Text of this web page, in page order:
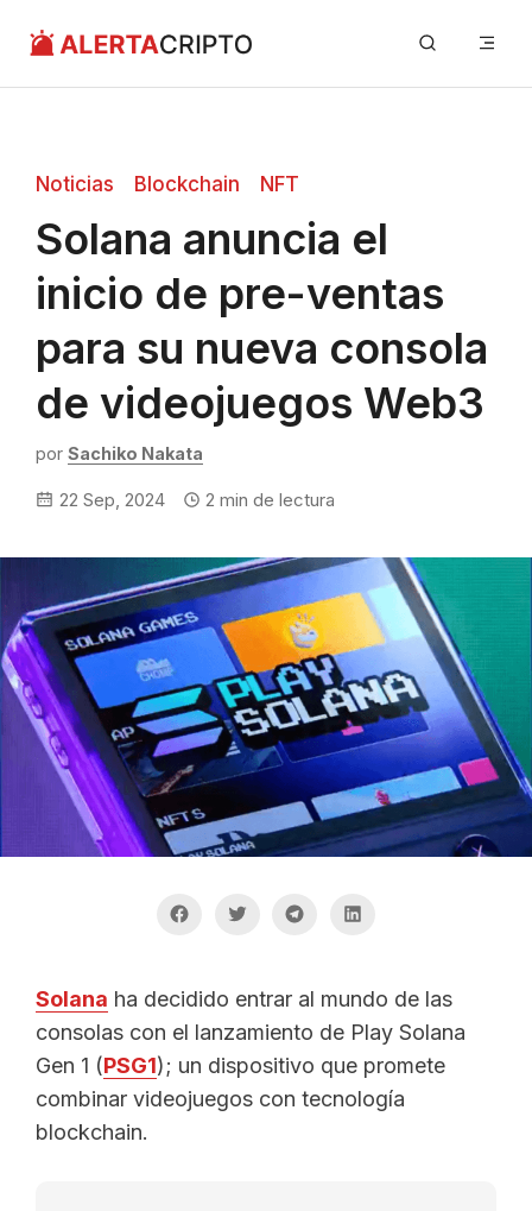
contenido
Noticias Blockchain NFT
Solana anuncia el
inicio de pre-ventas
para su nueva consola
de videojuegos Web3
por Sachiko Nakata
22 Sep, 2024 2 min de lectura
Solana ha decidido entrar al mundo de las
consolas con el lanzamiento de Play Solana
Gen 1 (PSG1); un dispositivo que promete
combinar videojuegos con tecnología
blockchain.